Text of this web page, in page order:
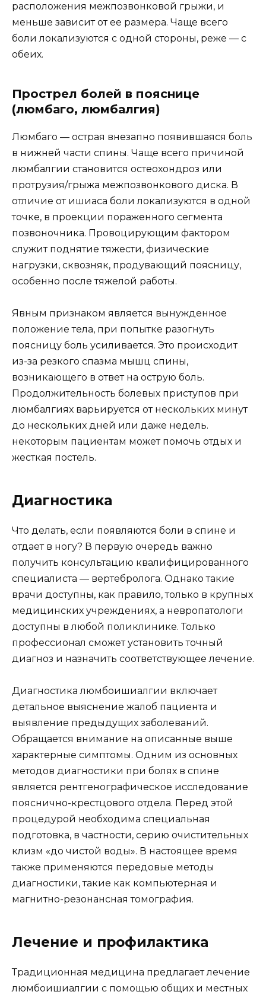
расположения межпозвонковой грыжи, и
меньше зависит от ее размера. Чаще всего
боли локализуются с одной стороны, реже — с
обеих.
Прострел болей в пояснице
(люмбаго, люмбалгия)
Люмбаго — острая внезапно появившаяся боль
в нижней части спины. Чаще всего причиной
люмбалгии становится остеохондроз или
протрузия/грыжа межпозвонкового диска. В
отличие от ишиаса боли локализуются в одной
точке, в проекции пораженного сегмента
позвоночника. Провоцирующим фактором
служит поднятие тяжести, физические
нагрузки, сквозняк, продувающий поясницу,
особенно после тяжелой работы.
Явным признаком является вынужденное
положение тела, при попытке разогнуть
поясницу боль усиливается. Это происходит
из-за резкого спазма мышц спины,
возникающего в ответ на острую боль.
Продолжительность болевых приступов при
люмбалгиях варьируется от нескольких минут
до нескольких дней или даже недель.
некоторым пациентам может помочь отдых и
жесткая постель.
Диагностика
Что делать, если появляются боли в спине и
отдает в ногу? В первую очередь важно
получить консультацию квалифицированного
специалиста — вертебролога. Однако такие
врачи доступны, как правило, только в крупных
медицинских учреждениях, а невропатологи
доступны в любой поликлинике. Только
профессионал сможет установить точный
диагноз и назначить соответствующее лечение.
Диагностика люмбоишиалгии включает
детальное выяснение жалоб пациента и
выявление предыдущих заболеваний.
Обращается внимание на описанные выше
характерные симптомы. Одним из основных
методов диагностики при болях в спине
является рентгенографическое исследование
пояснично-крестцового отдела. Перед этой
процедурой необходима специальная
подготовка, в частности, серию очистительных
клизм «до чистой воды». В настоящее время
также применяются передовые методы
диагностики, такие как компьютерная и
магнитно-резонансная томография.
Лечение и профилактика
Традиционная медицина предлагает лечение
люмбоишиалгии с помощью общих и местных